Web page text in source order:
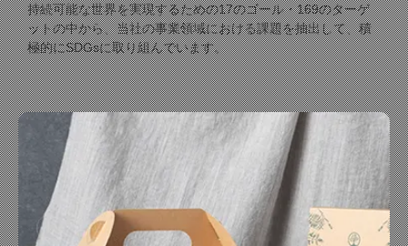
持続可能な世界を実現するための17のゴール・169のターゲ
ットの中から、当社の事業領域における課題を抽出して、積
極的にSDGsに取り組んでいます。